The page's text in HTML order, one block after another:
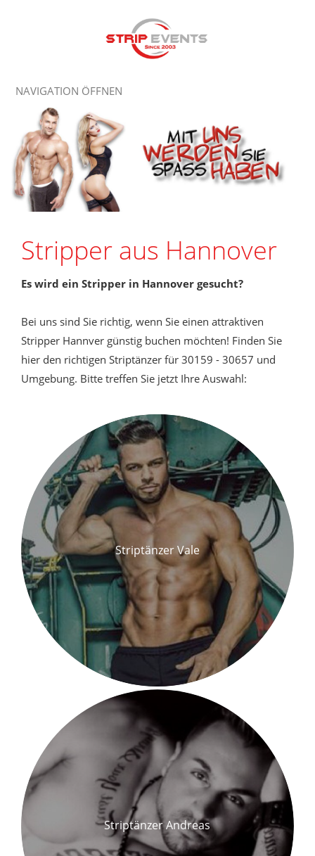
NAVIGATION ÖFFNEN
Stripper aus Hannover
Es wird ein Stripper in Hannover gesucht?
Bei uns sind Sie richtig, wenn Sie einen attraktiven
Stripper Hannver günstig buchen möchten! Finden Sie
hier den richtigen Striptänzer für 30159 - 30657 und
Umgebung. Bitte treffen Sie jetzt Ihre Auswahl:
Striptänzer Vale
Striptänzer Andreas